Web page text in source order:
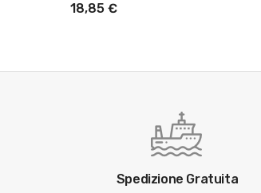
18,85 €
Spedizione Gratuita